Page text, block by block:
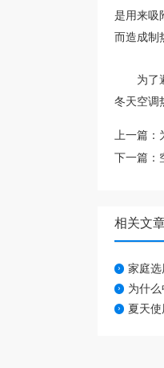
是用来吸
而造成制
为了避
冬天空调
上一篇：
下一篇：
相关文
家庭选
为什
夏天